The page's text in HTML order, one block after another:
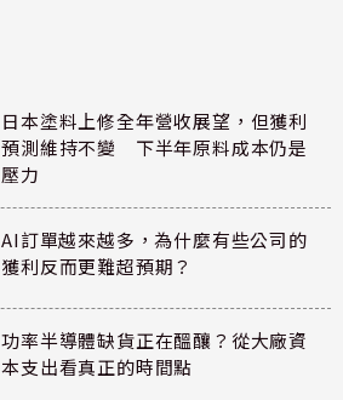
日本塗料上修全年營收展望，但獲利
預測維持不變 下半年原料成本仍是
壓力
AI訂單越來越多，為什麼有些公司的
獲利反而更難超預期？
功率半導體缺貨正在醞釀？從大廠資
本支出看真正的時間點